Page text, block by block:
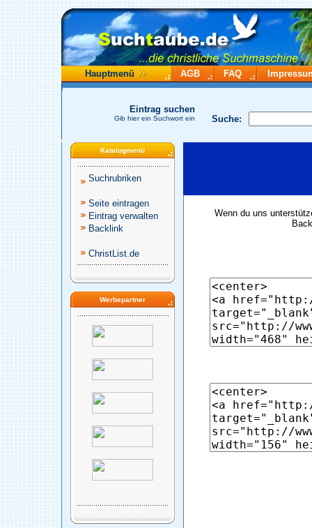
Hauptmenü AGB FAQ
Suche:
Eintrag suchen
Gib hier ein Suchwort ein
Katalogmenü
Suchrubriken
Seite eintragen
Eintrag verwalten
Backlink
ChristList.de
Werbepartner
Wenn du uns